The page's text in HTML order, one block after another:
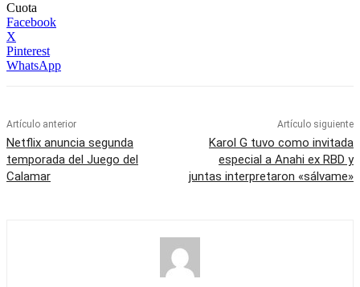
Cuota
Facebook
X
Pinterest
WhatsApp
Artículo anterior
Netflix anuncia segunda
temporada del Juego del
Calamar
Artículo siguiente
Karol G tuvo como invitada
especial a Anahi ex RBD y
juntas interpretaron «sálvame»